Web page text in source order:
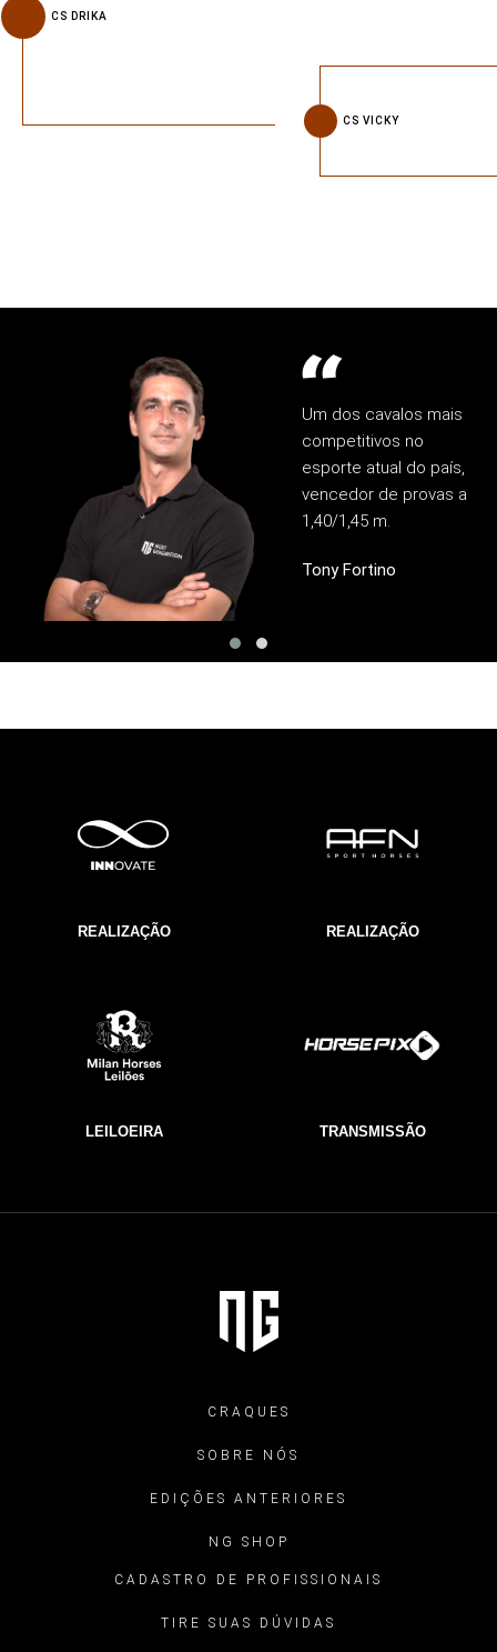
CS DRIKA
CS VICKY
Um dos cavalos mais
competitivos no
esporte atual do país,
vencedor de provas a
1,40/1,45 m.
Tony Fortino
REALIZAÇÃO REALIZAÇÃO
LEILOEIRA TRANSMISSÃO
CRAQUES
SOBRE NÓS
EDIÇÕES ANTERIORES
NG SHOP
CADASTRO DE PROFISSIONAIS
TIRE SUAS DÚVIDAS